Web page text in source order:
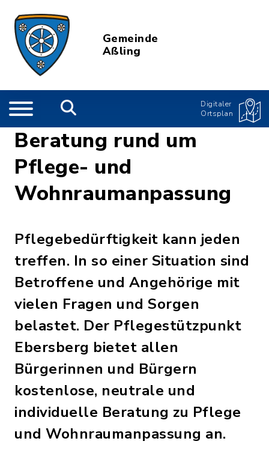
Gemeinde
Aßling
Digitaler
Ortsplan
Beratung rund um
Pflege- und
Wohnraumanpassung
Pflegebedürftigkeit kann jeden
treffen. In so einer Situation sind
Betroffene und Angehörige mit
vielen Fragen und Sorgen
belastet. Der Pflegestützpunkt
Ebersberg bietet allen
Bürgerinnen und Bürgern
kostenlose, neutrale und
individuelle Beratung zu Pflege
und Wohnraumanpassung an.